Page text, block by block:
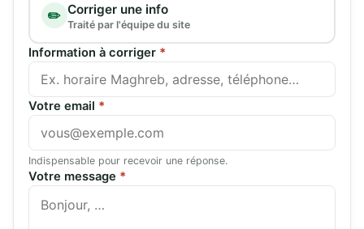
✏️ Corriger une info
Traité par l'équipe du site
Information à corriger *
Votre email *
Indispensable pour recevoir une réponse.
Votre message *